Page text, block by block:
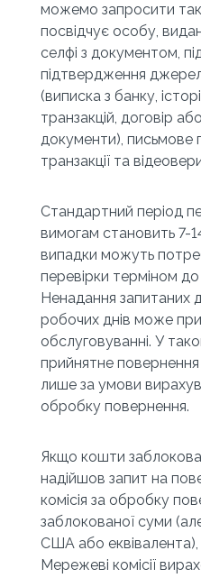
можемо запросити
посвідчує особу,
селфі з документом,
підтвердження
(виписка з банку,
транзакцій, договір
документи), письмове
транзакції та
Стандартний період
вимогам становить 7-
випадки можуть
перевірки терміном
Ненадання запитаних
робочих днів може
обслуговуванні. У
прийнятне
лише за умови
обробку повернення.
Якщо кошти
надійшов запит на
комісія за обробку
заблокованої суми
США або еквівалента),
Мережеві комісії